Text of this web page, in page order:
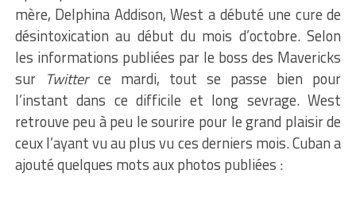
mère, Delphina Addison, West a débuté une cure de
désintoxication au début du mois d’octobre. Selon
les informations publiées par le boss des Mavericks
sur Twitterce mardi, tout se passe bien pour
l’instant dans ce difficile et long sevrage. West
retrouve peu à peu le sourire pour le grand plaisir de
ceux l’ayant vu au plus vu ces derniers mois. Cuban a
ajouté quelques mots aux photos publiées :